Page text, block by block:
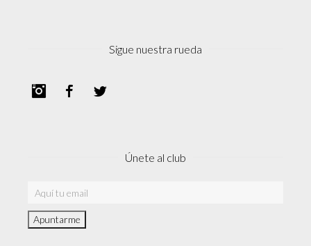
Sigue nuestra rueda
InstagramFacebook
Únete al club